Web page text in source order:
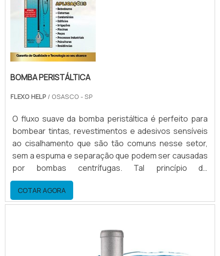
BOMBA PERISTÁLTICA
FLEXO HELP / OSASCO - SP
O fluxo suave da bomba peristáltica é perfeito para
bombear tintas, revestimentos e adesivos sensíveis
ao cisalhamento que são tão comuns nesse setor,
sem a espuma e separação que podem ser causadas
por bombas centrífugas. Tal princípio de
bombeamento confere grande força de sucção,
vencendo resistências, eliminando risco de “slip” de
produto. Assim, as bombas peristálticas apresentam
COTAR AGORA